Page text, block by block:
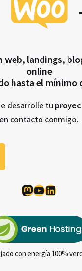
web, landings,
online
hasta el mínimo
desarrolle tu
en contacto conmigo.
Mastodon
YouTube
LinkedIn
con energía 100%